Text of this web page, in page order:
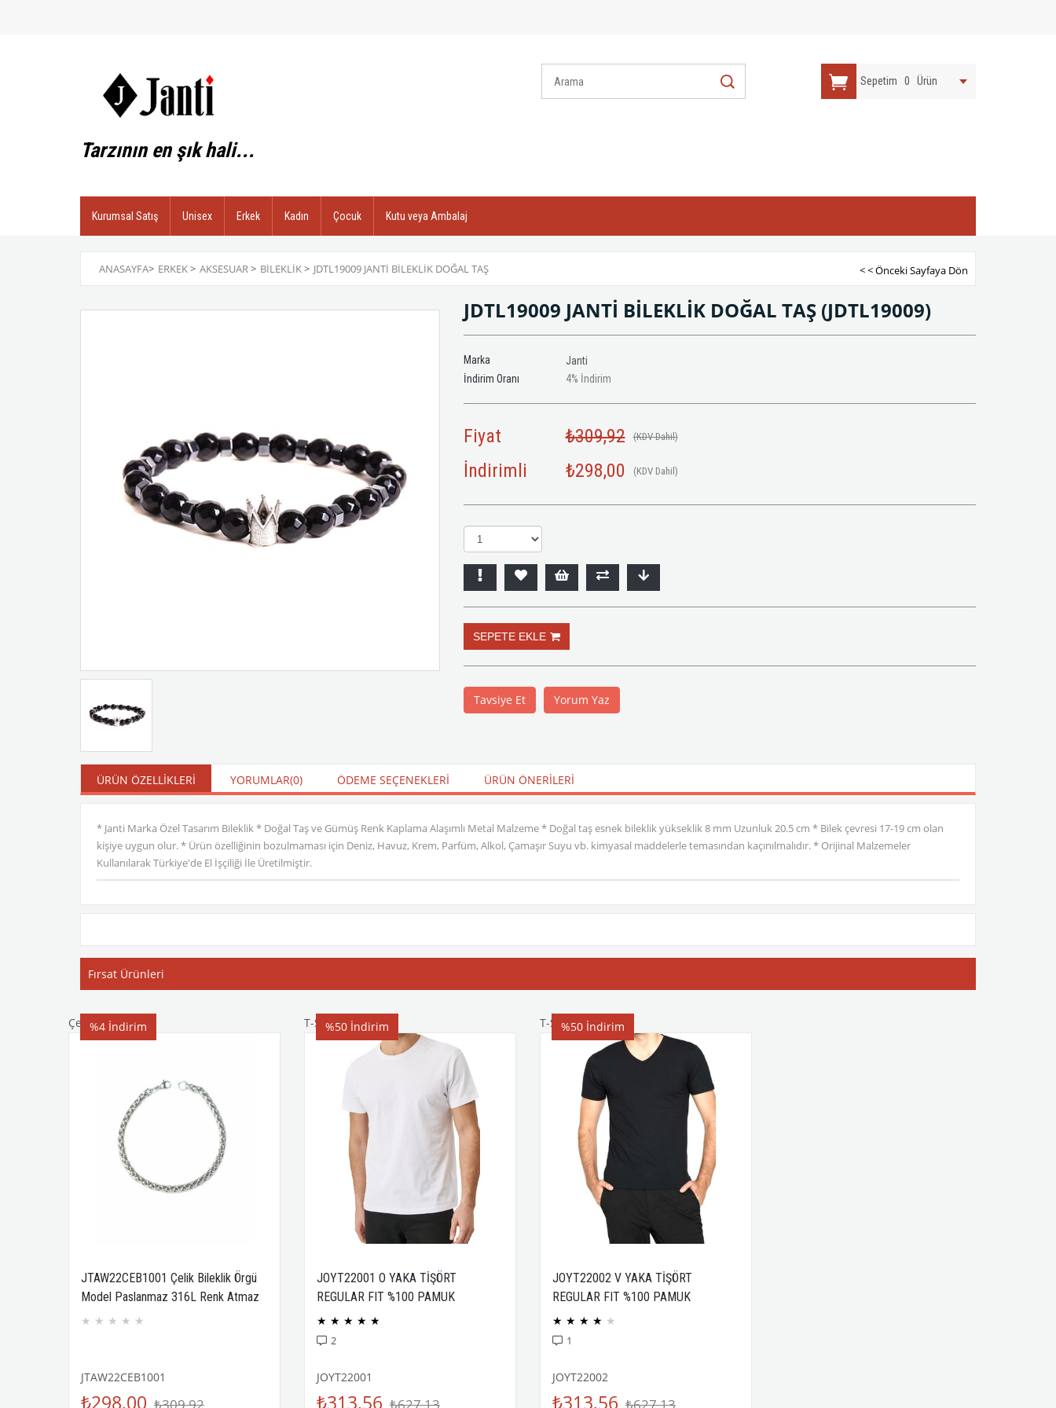
Tarzının en şık hali...
Sepetim 0 Ürün
Kurumsal Satış Unisex Erkek Kadın Çocuk Kutu veya Ambalaj
ANASAYFA> ERKEK> AKSESUAR> BILEKLIK> JDTL19009 JANTİ BİLEKLİK DOĞAL TAŞ < < Önceki Sayfaya Dön
JDTL19009 JANTİ BİLEKLİK DOĞAL TAŞ (JDTL19009)
Marka
Janti
İndirim Oranı
%
4 İndirim
Fiyat ₺309,92 (KDV Dahil)
İndirimli ₺298,00 (KDV Dahil)
Tavsiye Et Yorum Yaz
ÜRÜN ÖZELLIKLERI YORUMLAR(0) ÖDEME SEÇENEKLERI ÜRÜN ÖNERILERI
* Janti Marka Özel Tasarım Bileklik * Doğal Taş ve Gümüş Renk Kaplama Alaşımlı Metal Malzeme * Doğal taş esnek bileklik yükseklik 8 mm Uzunluk 20.5 cm * Bilek çevresi 17-19 cm olan
kişiye uygun olur. * Ürün özelliğinin bozulmaması için Deniz, Havuz, Krem, Parfüm, Alkol, Çamaşır Suyu vb. kimyasal maddelerle temasından kaçınılmalıdır. * Orijinal Malzemeler
Kullanılarak Türkiye'de El İşçiliği İle Üretilmiştir.
Fırsat Ürünleri
Çelik Bileklik
JTAW22CEB1001 Çelik Bileklik Örgü
Model Paslanmaz 316L Renk Atmaz
Janti Garantili
★ ★ ★ ★ ★
JTAW22CEB1001
₺298,00
%4 İndirim T-Shirt
JOYT22001 O YAKA TİŞÖRT
REGULAR FIT %100 PAMUK
COMPACK PENYE
★ ★ ★ ★ ★
2
JOYT22001
₺313,56
%50 İndirim T-Shirt
JOYT22002 V YAKA TİŞÖRT
REGULAR FIT %100 PAMUK
COMPACK PENYE
★ ★ ★ ★ ★
1
JOYT22002
₺313,56
%50 İndirim